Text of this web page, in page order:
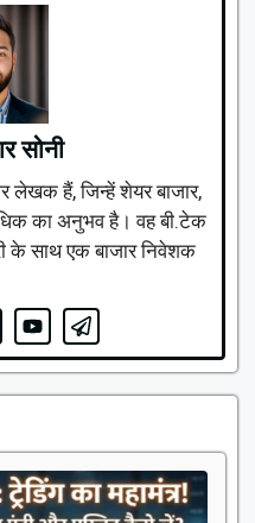
सोनी
लेखक हैं, जिन्हें शेयर बाजार,
का अनुभव है। वह बी.टेक
के साथ एक बाजार निवेशक